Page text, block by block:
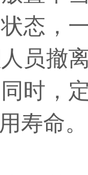
态，
员撤
时，
寿命。